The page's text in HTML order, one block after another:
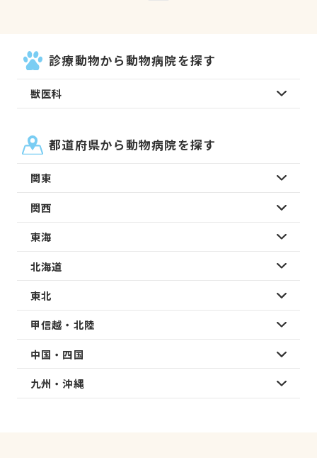
診療動物から動物病院を探す
獣医科
都道府県から動物病院を探す
関東
関西
東海
北海道
東北
甲信越・北陸
中国・四国
九州・沖縄